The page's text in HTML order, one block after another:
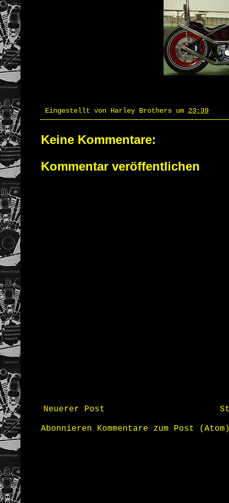
Eingestellt von Harley Brothers um 23:39
Keine Kommentare:
Kommentar veröffentlichen
Neuerer Post
Abonnieren Kommentare zum Post